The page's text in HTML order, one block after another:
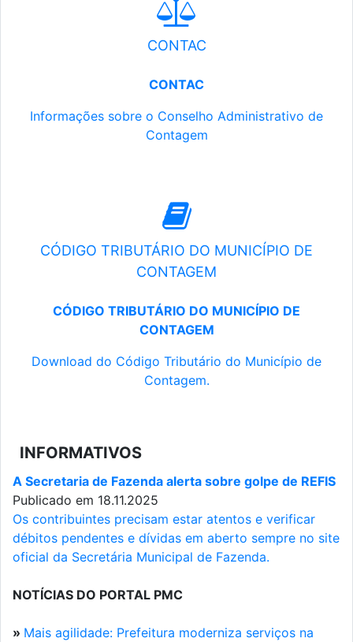
CONTAC
CONTAC
Informações sobre o Conselho Administrativo de
Contagem
CÓDIGO TRIBUTÁRIO DO MUNICÍPIO DE
CONTAGEM
CÓDIGO TRIBUTÁRIO DO MUNICÍPIO DE
CONTAGEM
Download do Código Tributário do Município de
Contagem.
INFORMATIVOS
A Secretaria de Fazenda alerta sobre golpe de REFIS
Publicado em 18.11.2025
Os contribuintes precisam estar atentos e verificar
débitos pendentes e dívidas em aberto sempre no site
oficial da Secretária Municipal de Fazenda.
NOTÍCIAS DO PORTAL PMC
» Mais agilidade: Prefeitura moderniza serviços na